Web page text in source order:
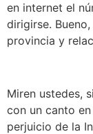
en internet el
dirigirse.
provincia y
Miren ustedes,
con un canto
perjuicio de la